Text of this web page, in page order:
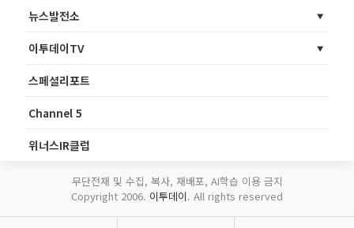
뉴스발전소
이투데이TV
스페셜리포트
Channel 5
위너스IR클럽
무단전재 및 수집, 복사, 재배포, AI학습 이용 금지
Copyright 2006. 이투데이. All rights reserved